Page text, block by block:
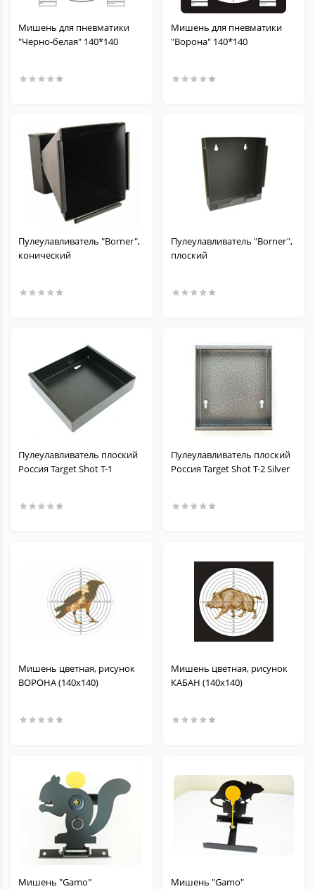
Мишень для пневматики
"Черно-белая" 140*140
Мишень для пневматики
"Ворона" 140*140
Пулеулавливатель "Borner",
конический
Пулеулавливатель "Borner",
плоский
Пулеулавливатель плоский
Россия Target Shot T-1
Пулеулавливатель плоский
Россия Target Shot T-2 Silver
Мишень цветная, рисунок
ВОРОНА (140х140)
Мишень цветная, рисунок
КАБАН (140х140)
Мишень "Gamo"
Мишень "Gamo"